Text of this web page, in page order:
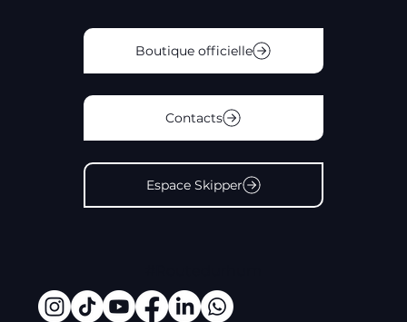
Boutique officielle
Contacts
Espace Skipper